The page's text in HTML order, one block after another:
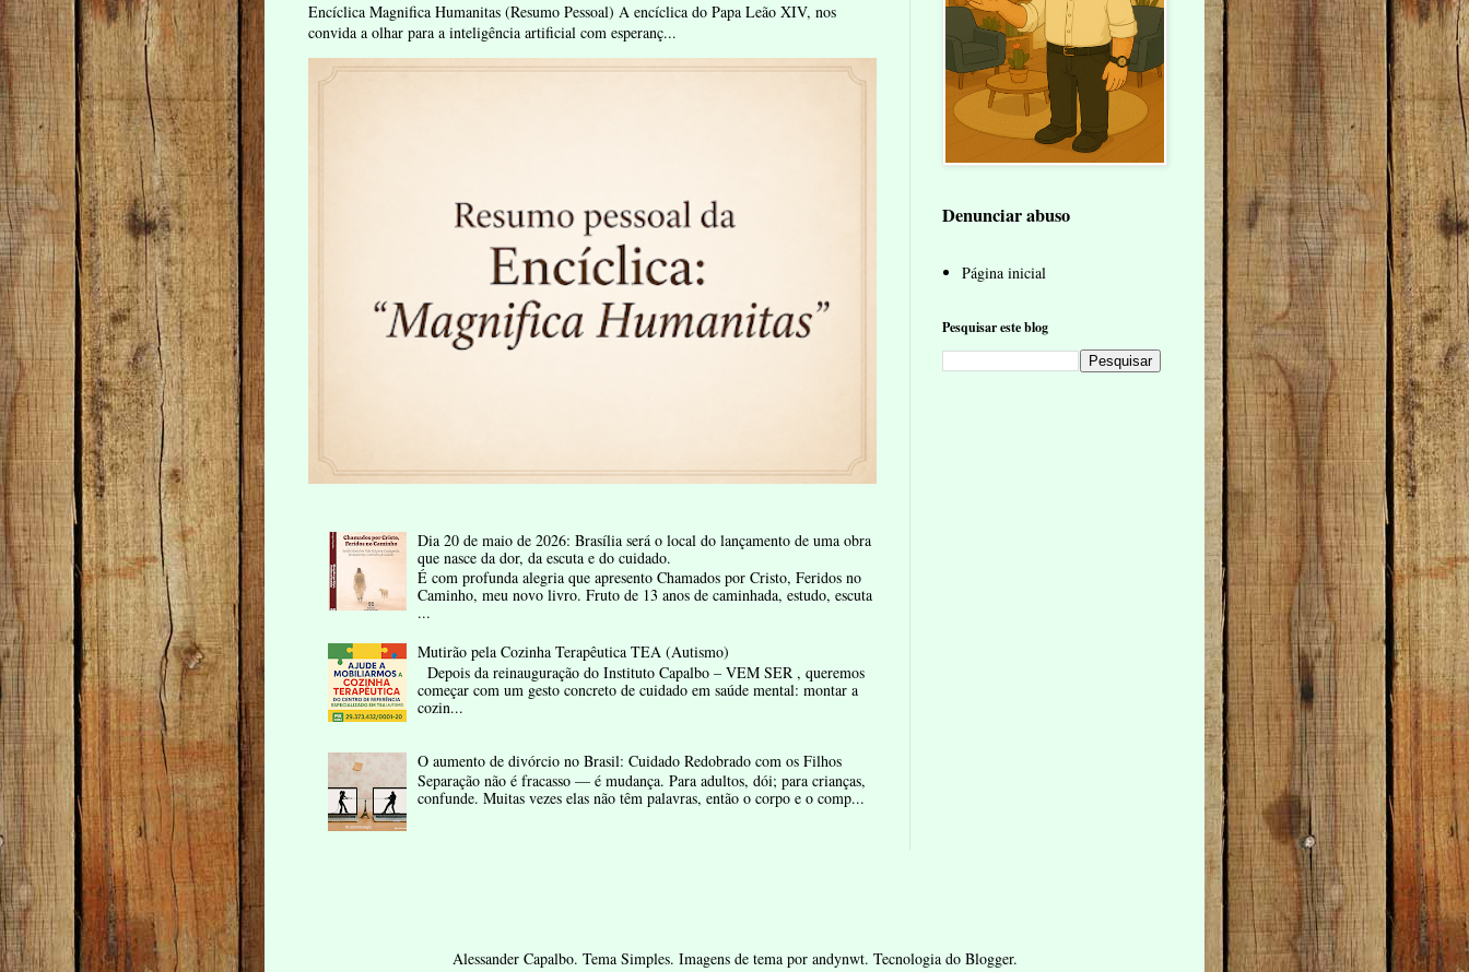
Encíclica Magnifica Humanitas (Resumo Pessoal) A encíclica do Papa Leão XIV, nos
convida a olhar para a inteligência artificial com esperanç...
Dia 20 de maio de 2026: Brasília será o local do lançamento de uma obra
que nasce da dor, da escuta e do cuidado.
É com profunda alegria que apresento Chamados por Cristo, Feridos no
Caminho, meu novo livro. Fruto de 13 anos de caminhada, estudo, escuta
...
Mutirão pela Cozinha Terapêutica TEA (Autismo)
Depois da reinauguração do Instituto Capalbo – VEM SER , queremos
começar com um gesto concreto de cuidado em saúde mental: montar a
cozin...
O aumento de divórcio no Brasil: Cuidado Redobrado com os Filhos
Separação não é fracasso — é mudança. Para adultos, dói; para crianças,
confunde. Muitas vezes elas não têm palavras, então o corpo e o comp...
Denunciar abuso
Página inicial
Pesquisar este blog
Alessander Capalbo. Tema Simples. Imagens de tema por andynwt. Tecnologia do Blogger.